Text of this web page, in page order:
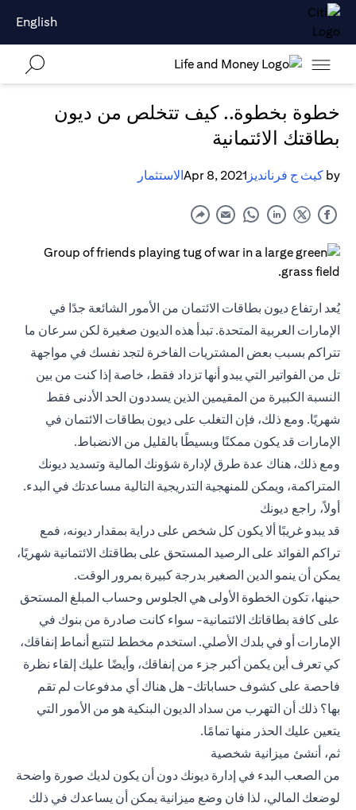
English
خطوة بخطوة.. كيف تتخلص من ديون
بطاقتك الائتمانية
by كيث ج فرنانديز Apr 8, 2021الاستثمار
يُعد ارتفاع ديون بطاقات الائتمان من الأمور الشائعة جدًا في
الإمارات العربية المتحدة. تبدأ هذه الديون صغيرة لكن سرعان ما
تتراكم بسبب بعض المشتريات الفاخرة لتجد نفسك في مواجهة
تل من الفواتير التي يبدو أنها تزداد فقط، خاصة إذا كنت من بين
النسبة الكبيرة من المقيمين الذين يسددون الحد الأدنى فقط
شهريًا. ومع ذلك، فإن التغلب على ديون بطاقات الائتمان في
الإمارات قد يكون ممكنًا وبسيطًا بالقليل من الانضباط.
ومع ذلك، هناك عدة طرق لإدارة شؤونك المالية وتسديد ديونك
المتراكمة، ويمكن للمنهجية التدريجية التالية مساعدتك في البدء.
أولاً، راجع ديونك
قد يبدو غريبًا ألا يكون كل شخص على دراية بمقدار ديونه، فمع
تراكم الفوائد على الرصيد المستحق على بطاقتك الائتمانية شهريًا،
يمكن أن ينمو الدين الصغير بدرجة كبيرة بمرور الوقت.
حينها، تكون الخطوة الأولى هي الجلوس وحساب المبلغ المستحق
على كافة بطاقاتك الائتمانية- سواء كانت صادرة من بنوك في
الإمارات أو في بلدك الأصلي. استخدم مخطط لتتبع أنماط إنفاقك،
كي تعرف أين يكمن أكبر جزء من إنفاقك، وأيضًا عليك إلقاء نظرة
فاحصة على كشوف حساباتك- هل هناك أي مدفوعات لم تقم
بها؟ ذلك أن التهرب من سداد الديون البنكية هو من الأمور التي
يتعين عليك الحذر منها تمامًا.
ثم، أنشئ ميزانية شخصية
من الصعب البدء في إدارة ديونك دون أن يكون لديك صورة واضحة
لوضعك المالي، لذا فان وضع ميزانية يمكن أن يساعدك في ذلك